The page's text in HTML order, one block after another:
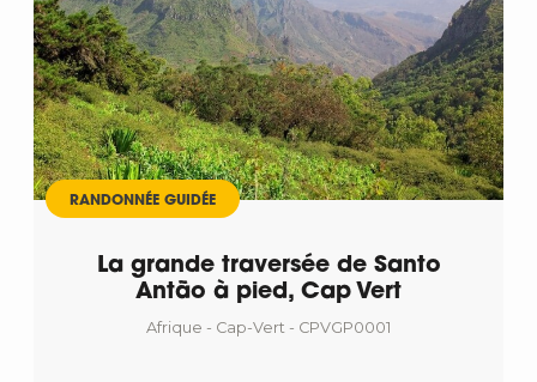
RANDONNÉE GUIDÉE
La grande traversée de Santo
Antão à pied, Cap Vert
Afrique - Cap-Vert - CPVGP0001